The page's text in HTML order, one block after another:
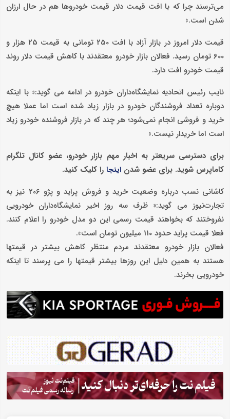
می‌ترسند چرا که با افت قیمت دلار قیمت خودروها هم در حال ارزان
شدن است.»
قیمت دلار امروز در بازار آزاد با افت 250 تومانی به قیمت 25 هزار و
600 تومان رسید. فعالان بازار خودرو معتقدند با کاهش قیمت دلار روند
قیمت خودرو افت دارد.
نایب رئیس اتحادیه نمایشگاه‌داران خودرو در ادامه می گوید:« با اینکه
دوباره تعداد فروشندگان خودرو در بازار زیاد شده است اما عملا هیچ
خرید و فروشی انجام نمی‌شود؛ هر چند که در بازار فروشنده خودرو زیاد
است اما خریدار نیست.»
برای دسترسی سریعتر به اخبار مهم بازار خودرو، عضو کانال تلگرام
کاماپرس شوید. برای عضو شدن اینجا را کلیک کنید.
کاشانی نسب درباره وضعیت خرید و فروش پراید و پژو 206 نیز به
تجارت‌نیوز می گوید:« ظرف سه روز اخیر نمایشگاه‌داران خودرویی
نفروختند که بخواهند قیمت رسمی این دو مدل خودرو را اعلام کنند.
فعلا قیمت پراید حدود 110 میلیون تومان است».
فعالان بازار خودرو معتقدند مردم منتظر کاهش بیشتر در قیمتها
هستند به همین دلیل این روزها بیشتر قیمتها را می پرسند تا اینکه
خودرویی بخرند.